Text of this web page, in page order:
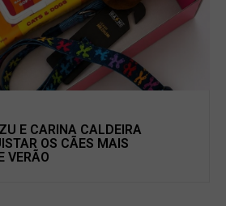
E CARINA CALDEIRA
OS CÃES MAIS
VERÃO